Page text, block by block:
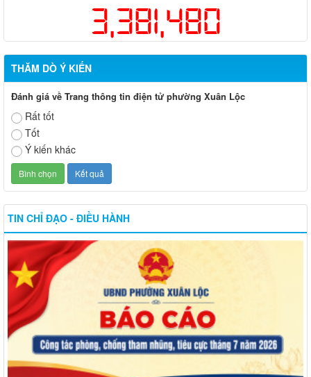
3,381,480
THĂM DÒ Ý KIẾN
Đánh giá về Trang thông tin điện tử phường Xuân Lộc
Rất tốt
Tốt
Ý kiến khác
TIN CHỈ ĐẠO - ĐIỀU HÀNH